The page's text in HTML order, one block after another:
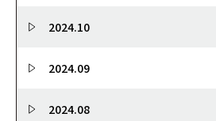
2024.10
2024.09
2024.08